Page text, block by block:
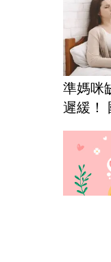
準媽咪